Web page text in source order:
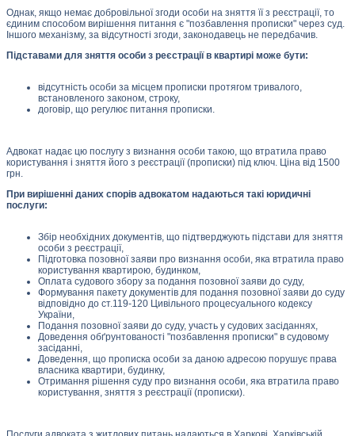
Однак, якщо немає добровільної згоди особи на зняття її з реєстрації, то
єдиним способом вирішення питання є "позбавлення прописки" через суд.
Іншого механізму, за відсутності згоди, законодавець не передбачив.
Підставами для зняття особи з реєстрації в квартирі може бути:
відсутність особи за місцем прописки протягом тривалого,
встановленого законом, строку,
договір, що регулює питання прописки.
Адвокат надає цю послугу з визнання особи такою, що втратила право
користування і зняття його з реєстрації (прописки) під ключ. Ціна від 1500
грн.
При вирішенні даних спорів адвокатом надаються такі юридичні
послуги:
Збір необхідних документів, що підтверджують підстави для зняття
особи з реєстрації,
Підготовка позовної заяви про визнання особи, яка втратила право
користування квартирою, будинком,
Оплата судового збору за подання позовної заяви до суду,
Формування пакету документів для подання позовної заяви до суду
відповідно до ст.119-120 Цивільного процесуального кодексу
України,
Подання позовної заяви до суду, участь у судових засіданнях,
Доведення обґрунтованості "позбавлення прописки" в судовому
засіданні,
Доведення, що прописка особи за даною адресою порушує права
власника квартири, будинку,
Отримання рішення суду про визнання особи, яка втратила право
користування, зняття з реєстрації (прописки).